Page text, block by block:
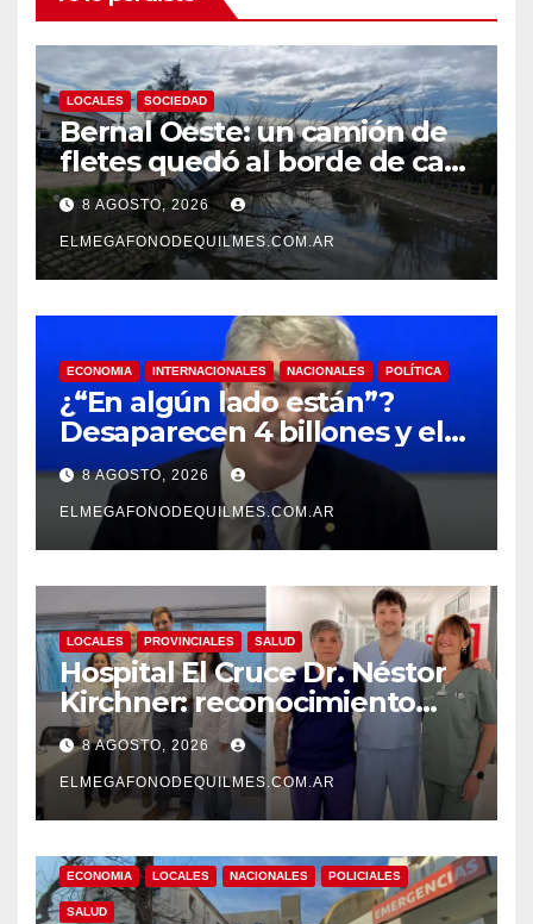
LOCALES SOCIEDAD
Bernal Oeste: un camión de
fletes quedó al borde de caer
al arroyo Las Piedras
8 AGOSTO, 2026
ELMEGAFONODEQUILMES.COM.AR
ECONOMIA INTERNACIONALES NACIONALES POLÍTICA
¿“En algún lado están”?
Desaparecen 4 billones y el
presidente del BCRA
responde con una risita
8 AGOSTO, 2026
ELMEGAFONODEQUILMES.COM.AR
LOCALES PROVINCIALES SALUD
Hospital El Cruce Dr. Néstor
Kirchner: reconocimiento
internacional a la calidad de
su atención
8 AGOSTO, 2026
ELMEGAFONODEQUILMES.COM.AR
ECONOMIA LOCALES NACIONALES POLICIALES
SALUD